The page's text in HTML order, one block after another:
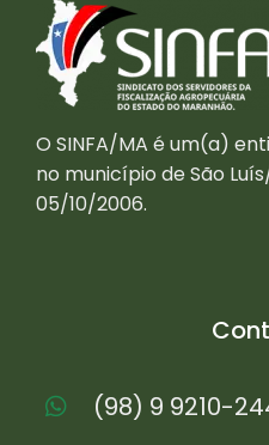
O SINFA/MA é um(a)
no município de São
05/10/2006.
(98) 9 9210-